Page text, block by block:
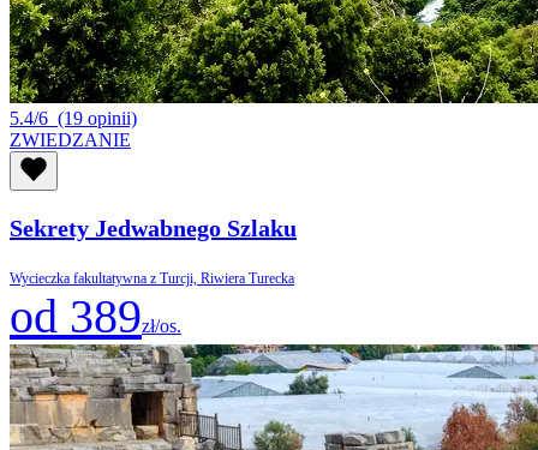
5.4/6 (19 opinii)
ZWIEDZANIE
Sekrety Jedwabnego Szlaku
Wycieczka fakultatywna z Turcji, Riwiera Turecka
od 389zł/os.